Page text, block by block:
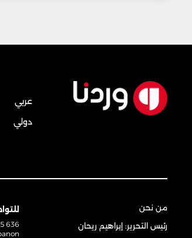
عربي
دولي
من نحن
رئيس التحرير: إبراهيم ريحان
636